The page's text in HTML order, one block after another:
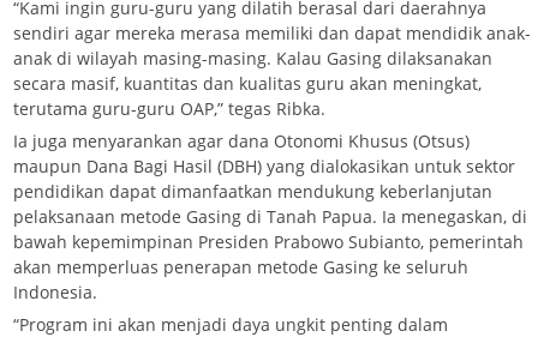
“Kami ingin guru-guru yang dilatih berasal dari daerahnya
sendiri agar mereka merasa memiliki dan dapat mendidik anak-
anak di wilayah masing-masing. Kalau Gasing dilaksanakan
secara masif, kuantitas dan kualitas guru akan meningkat,
terutama guru-guru OAP,” tegas Ribka.
Ia juga menyarankan agar dana Otonomi Khusus (Otsus)
maupun Dana Bagi Hasil (DBH) yang dialokasikan untuk sektor
pendidikan dapat dimanfaatkan mendukung keberlanjutan
pelaksanaan metode Gasing di Tanah Papua. Ia menegaskan, di
bawah kepemimpinan Presiden Prabowo Subianto, pemerintah
akan memperluas penerapan metode Gasing ke seluruh
Indonesia.
“Program ini akan menjadi daya ungkit penting dalam